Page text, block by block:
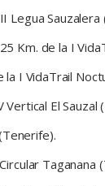
Legua Sauzalera
Km. de la I
I VidaTrail
El Sauzal
Taganana